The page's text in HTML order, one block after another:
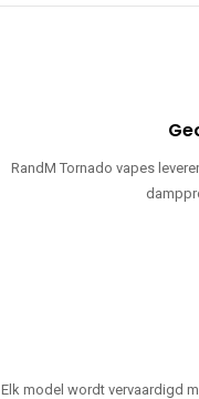
RandM Tornado vapes
Elk model wordt vervaardigd